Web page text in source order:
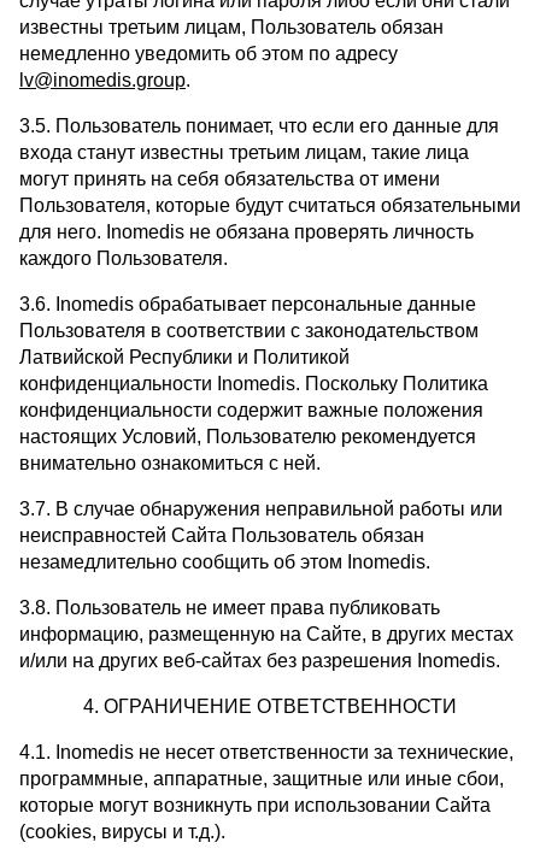
известны третьим лицам, Пользователь обязан
немедленно уведомить об этом по адресу
lv@inomedis.group.
3.5. Пользователь понимает, что если его данные для
входа станут известны третьим лицам, такие лица
могут принять на себя обязательства от имени
Пользователя, которые будут считаться обязательными
для него. Inomedis не обязана проверять личность
каждого Пользователя.
3.6. Inomedis обрабатывает персональные данные
Пользователя в соответствии с законодательством
Латвийской Республики и Политикой
конфиденциальности Inomedis. Поскольку Политика
конфиденциальности содержит важные положения
настоящих Условий, Пользователю рекомендуется
внимательно ознакомиться с ней.
3.7. В случае обнаружения неправильной работы или
неисправностей Сайта Пользователь обязан
незамедлительно сообщить об этом Inomedis.
3.8. Пользователь не имеет права публиковать
информацию, размещенную на Сайте, в других местах
и/или на других веб-сайтах без разрешения Inomedis.
4. ОГРАНИЧЕНИЕ ОТВЕТСТВЕННОСТИ
4.1. Inomedis не несет ответственности за технические,
программные, аппаратные, защитные или иные сбои,
которые могут возникнуть при использовании Сайта
(cookies, вирусы и т.д.).